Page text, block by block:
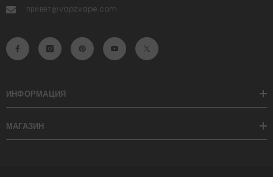
привет@vapzvape.com
ИНФОРМАЦИЯ
МАГАЗИН